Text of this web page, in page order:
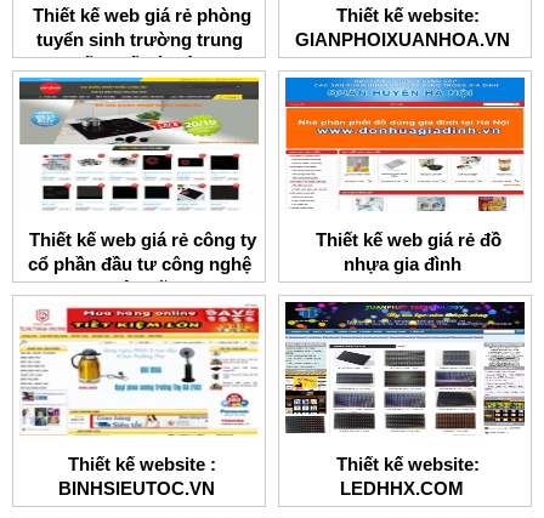
Thiết kế web giá rẻ phòng
tuyển sinh trường trung
cấp y tế Hà Nội
Thiết kế website:
GIANPHOIXUANHOA.VN
Thiết kế web giá rẻ công ty
cổ phần đầu tư công nghệ
Việt Mỹ
Thiết kế web giá rẻ đồ
nhựa gia đình
Thiết kế website :
BINHSIEUTOC.VN
Thiết kế website:
LEDHHX.COM